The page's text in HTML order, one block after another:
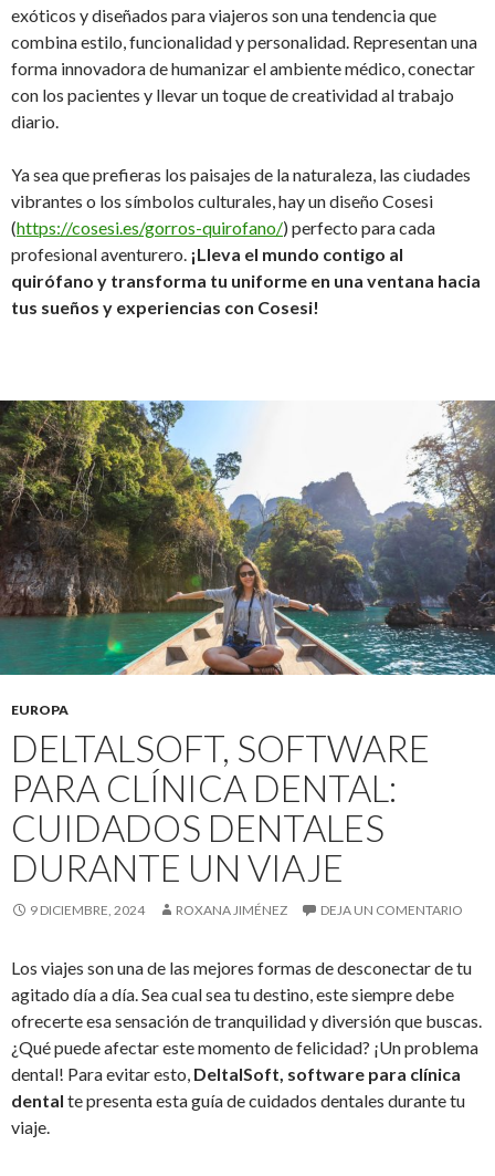
exóticos y diseñados para viajeros son una tendencia que
combina estilo, funcionalidad y personalidad. Representan una
forma innovadora de humanizar el ambiente médico, conectar
con los pacientes y llevar un toque de creatividad al trabajo
diario.
Ya sea que prefieras los paisajes de la naturaleza, las ciudades
vibrantes o los símbolos culturales, hay un diseño Cosesi
(https://cosesi.es/gorros-quirofano/) perfecto para cada
profesional aventurero. ¡Lleva el mundo contigo al
quirófano y transforma tu uniforme en una ventana hacia
tus sueños y experiencias con Cosesi!
EUROPA
DELTALSOFT, SOFTWARE
PARA CLÍNICA DENTAL:
CUIDADOS DENTALES
DURANTE UN VIAJE
9 DICIEMBRE, 2024 ROXANA JIMÉNEZ DEJA UN COMENTARIO
Los viajes son una de las mejores formas de desconectar de tu
agitado día a día. Sea cual sea tu destino, este siempre debe
ofrecerte esa sensación de tranquilidad y diversión que buscas.
¿Qué puede afectar este momento de felicidad? ¡Un problema
dental! Para evitar esto, DeltalSoft, software para clínica
dental te presenta esta guía de cuidados dentales durante tu
viaje.